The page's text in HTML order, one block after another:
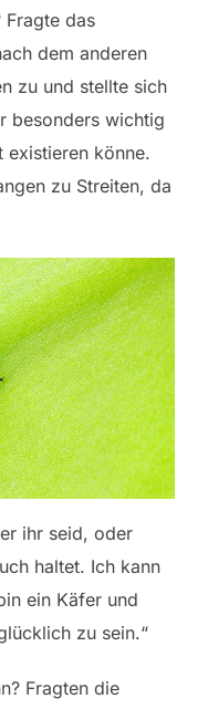
Fragte das
dem anderen
zu und stellte sich
besonders wichtig
existieren könne.
zu Streiten, da
ihr seid, oder
haltet. Ich kann
ein Käfer und
zu sein.“
Fragten die